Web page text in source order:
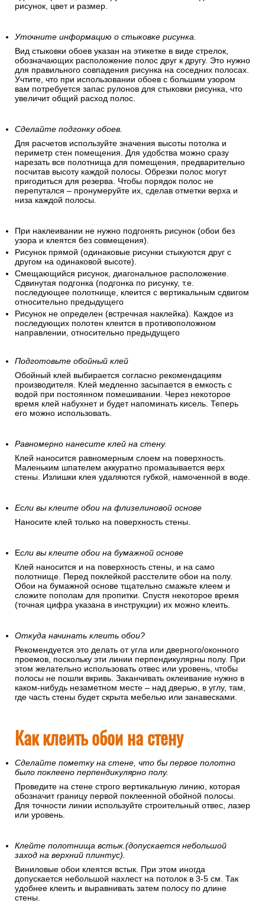
рисунок, цвет и размер.
Уточните информацию о стыковке рисунка.
Вид стыковки обоев указан на этикетке в виде стрелок,
обозначающих расположение полос друг к другу. Это нужно
для правильного совпадения рисунка на соседних полосах.
Учтите, что при использовании обоев с большим узором
вам потребуется запас рулонов для стыковки рисунка, что
увеличит общий расход полос.
Сделайте подгонку обоев.
Для расчетов используйте значения высоты потолка и
периметр стен помещения. Для удобства можно сразу
нарезать все полотнища для помещения, предварительно
посчитав высоту каждой полосы. Обрезки полос могут
пригодиться для резерва. Чтобы порядок полос не
перепутался – пронумеруйте их, сделав отметки верха и
низа каждой полосы.
При наклеивании не нужно подгонять рисунок (обои без
узора и клеятся без совмещения).
Рисунок прямой (одинаковые рисунки стыкуются друг с
другом на одинаковой высоте).
Смещающийся рисунок, диагональное расположение.
Сдвинутая подгонка (подгонка по рисунку, т.е.
последующее полотнище, клеится с вертикальным сдвигом
относительно предыдущего
Рисунок не определен (встречная наклейка). Каждое из
последующих полотен клеится в противоположном
направлении, относительно предыдущего
Подготовьте обойный клей
Обойный клей выбирается согласно рекомендациям
производителя. Клей медленно засыпается в емкость с
водой при постоянном помешивании. Через некоторое
время клей набухнет и будет напоминать кисель. Теперь
его можно использовать.
Равномерно нанесите клей на стену.
Клей наносится равномерным слоем на поверхность.
Маленьким шпателем аккуратно промазывается верх
стены. Излишки клея удаляются губкой, намоченной в воде.
Если вы клеите обои на флизелиновой основе
Наносите клей только на поверхность стены.
Если вы клеите обои на бумажной основе
Клей наносится и на поверхность стены, и на само
полотнище. Перед поклейкой расстелите обои на полу.
Обои на бумажной основе тщательно смажьте клеем и
сложите пополам для пропитки. Спустя некоторое время
(точная цифра указана в инструкции) их можно клеить.
Откуда начинать клеить обои?
Рекомендуется это делать от угла или дверного/оконного
проемов, поскольку эти линии перпендикулярны полу. При
этом желательно использовать отвес или уровень, чтобы
полосы не пошли вкривь. Заканчивать оклеивание нужно в
каком-нибудь незаметном месте – над дверью, в углу, там,
где часть стены будет скрыта мебелью или занавесками.
Как клеить обои на стену
Сделайте пометку на стене, что бы первое полотно
было поклеено перпендикулярно полу.
Проведите на стене строго вертикальную линию, которая
обозначит границу первой поклеенной обойной полосы.
Для точности линии используйте строительный отвес, лазер
или уровень.
Клейте полотнища встык.(допускается небольшой
заход на верхний плинтус).
Виниловые обои клеятся встык. При этом иногда
допускается небольшой нахлест на потолок в 3-5 см. Так
удобнее клеить и выравнивать затем полосу по длине
стены.